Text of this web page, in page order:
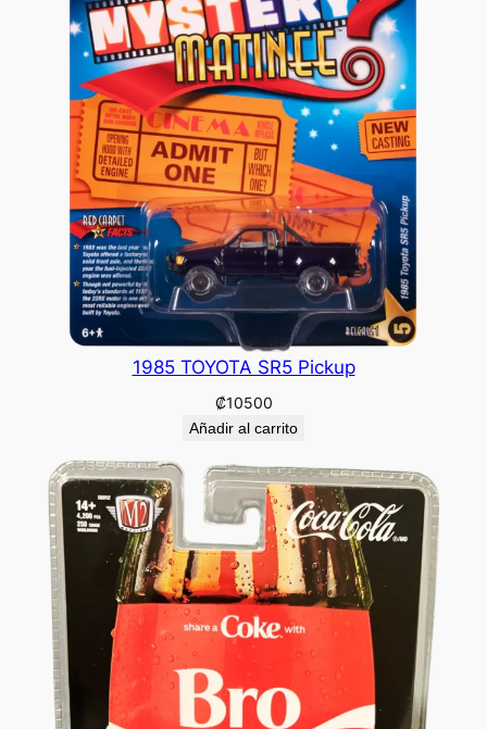
1985 TOYOTA SR5 Pickup
₡10500
Añadir al carrito